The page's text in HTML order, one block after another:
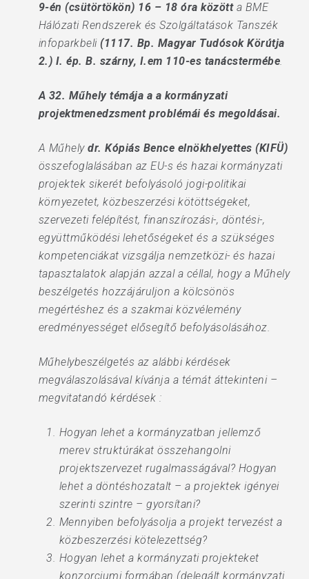
9-én (csütörtökön) 16 – 18 óra közötta BME
Hálózati Rendszerek és Szolgáltatások Tanszék
infoparkbeli(1117. Bp. Magyar Tudósok Körútja
2.) I. ép. B. szárny, I.em 110-es tanácstermébe.
A 32. Műhely témája a a kormányzati
projektmenedzsment problémái és megoldásai.
A Műhelydr. Kópiás Bence elnökhelyettes (KIFÜ)
összefoglalásában az EU-s és hazai kormányzati
projektek sikerét befolyásoló jogi-politikai
környezetet, közbeszerzési kötöttségeket,
szervezeti felépítést, finanszírozási-, döntési-,
együttműködési lehetőségeket és a szükséges
kompetenciákat vizsgálja nemzetközi- és hazai
tapasztalatok alapján azzal a céllal, hogy a Műhely
beszélgetés hozzájáruljon a kölcsönös
megértéshez és a szakmai közvélemény
eredményességet elősegítő befolyásolásához.
Műhelybeszélgetés az alábbi kérdések
megválaszolásával kívánja a témát áttekinteni –
megvitatandó kérdések :
Hogyan lehet a kormányzatban jellemző
merev struktúrákat összehangolni
projektszervezet rugalmasságával? Hogyan
lehet a döntéshozatalt – a projektek igényei
szerinti szintre – gyorsítani?
Mennyiben befolyásolja a projekt tervezést a
közbeszerzési kötelezettség?
Hogyan lehet a kormányzati projekteket
konzorciumi formában (delegált kormányzati